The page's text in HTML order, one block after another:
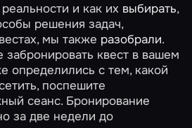
и как их выбирать,
решения задач,
мы также разобрали.
забронировать квест в вашем
определились с тем, какой
поспешите
сеанс. Бронирование
за две недели до